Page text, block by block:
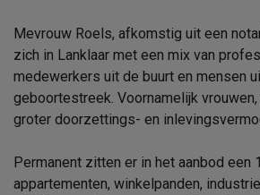
Mevrouw Roels, afkomstig uit een
zich in Lanklaar met een mix van
medewerkers uit de buurt en mensen
geboortestreek. Voornamelijk
groter doorzettings- en
Permanent zitten er in het aanbod een
appartementen, winkelpanden,